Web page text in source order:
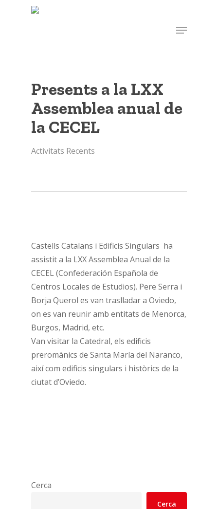
Menu
Presents a la LXX
Assemblea anual de
la CECEL
Activitats Recents
Castells Catalans i Edificis Singulars ha
assistit a la LXX Assemblea Anual de la
CECEL (Confederación Española de
Centros Locales de Estudios). Pere Serra i
Borja Querol es van traslladar a Oviedo,
on es van reunir amb entitats de Menorca,
Burgos, Madrid, etc.
Van visitar la Catedral, els edificis
preromànics de Santa María del Naranco,
així com edificis singulars i històrics de la
ciutat d’Oviedo.
Cerca
Cerca